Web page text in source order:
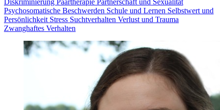
Psychosomatische Beschwerden Schule und Lernen Selbstwert und
Persönlichkeit Stress Suchtverhalten Verlust und Trauma
Zwanghaftes Verhalten